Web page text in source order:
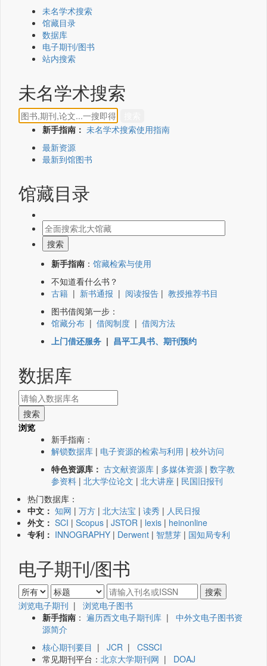
未名学术搜索
馆藏目录
数据库
电子期刊/图书
站内搜索
未名学术搜索
新手指南： 未名学术搜索使用指南
最新资源
最新到馆图书
馆藏目录
新手指南 ： 馆藏检索与使用
不知道看什么书？
古籍 | 新书通报 | 阅读报告 | 教授推荐书目
图书借阅第一步：
馆藏分布 | 借阅制度 | 借阅方法
上门借还服务 | 昌平工具书、期刊预约
数据库
浏览
新手指南：
解锁数据库 | 电子资源的检索与利用 | 校外访问
特色资源库： 古文献资源库 | 多媒体资源 | 数字教
参资料 | 北大学位论文 | 北大讲座 | 民国旧报刊
热门数据库：
中文： 知网 | 万方 | 北大法宝 | 读秀 | 人民日报
外文： SCI | Scopus | JSTOR | lexis | heinonline
专利： INNOGRAPHY | Derwent | 智慧芽 | 国知局专利
电子期刊/图书
浏览电子期刊 | 浏览电子图书
新手指南 ： 遍历西文电子期刊库 | 中外文电子图书资
源简介
核心期刊要目 | JCR | CSSCI
常见期刊平台： 北京大学期刊网 | DOAJ